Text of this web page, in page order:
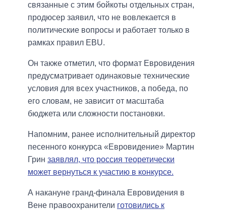
связанные с этим бойкоты отдельных стран,
продюсер заявил, что не вовлекается в
политические вопросы и работает только в
рамках правил EBU.
Он также отметил, что формат Евровидения
предусматривает одинаковые технические
условия для всех участников, а победа, по
его словам, не зависит от масштаба
бюджета или сложности постановки.
Напомним, ранее исполнительный директор
песенного конкурса «Евровидение» Мартин
Грин заявлял, что россия теоретически
может вернуться к участию в конкурсе.
А накануне гранд-финала Евровидения в
Вене правоохранители готовились к